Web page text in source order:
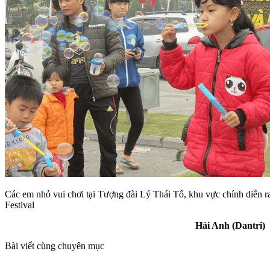
Các em nhỏ vui chơi tại Tượng đài Lý Thái Tổ, khu vực chính diễn
Festival
Hải Anh (Dantri)
Bài viết cùng chuyên mục